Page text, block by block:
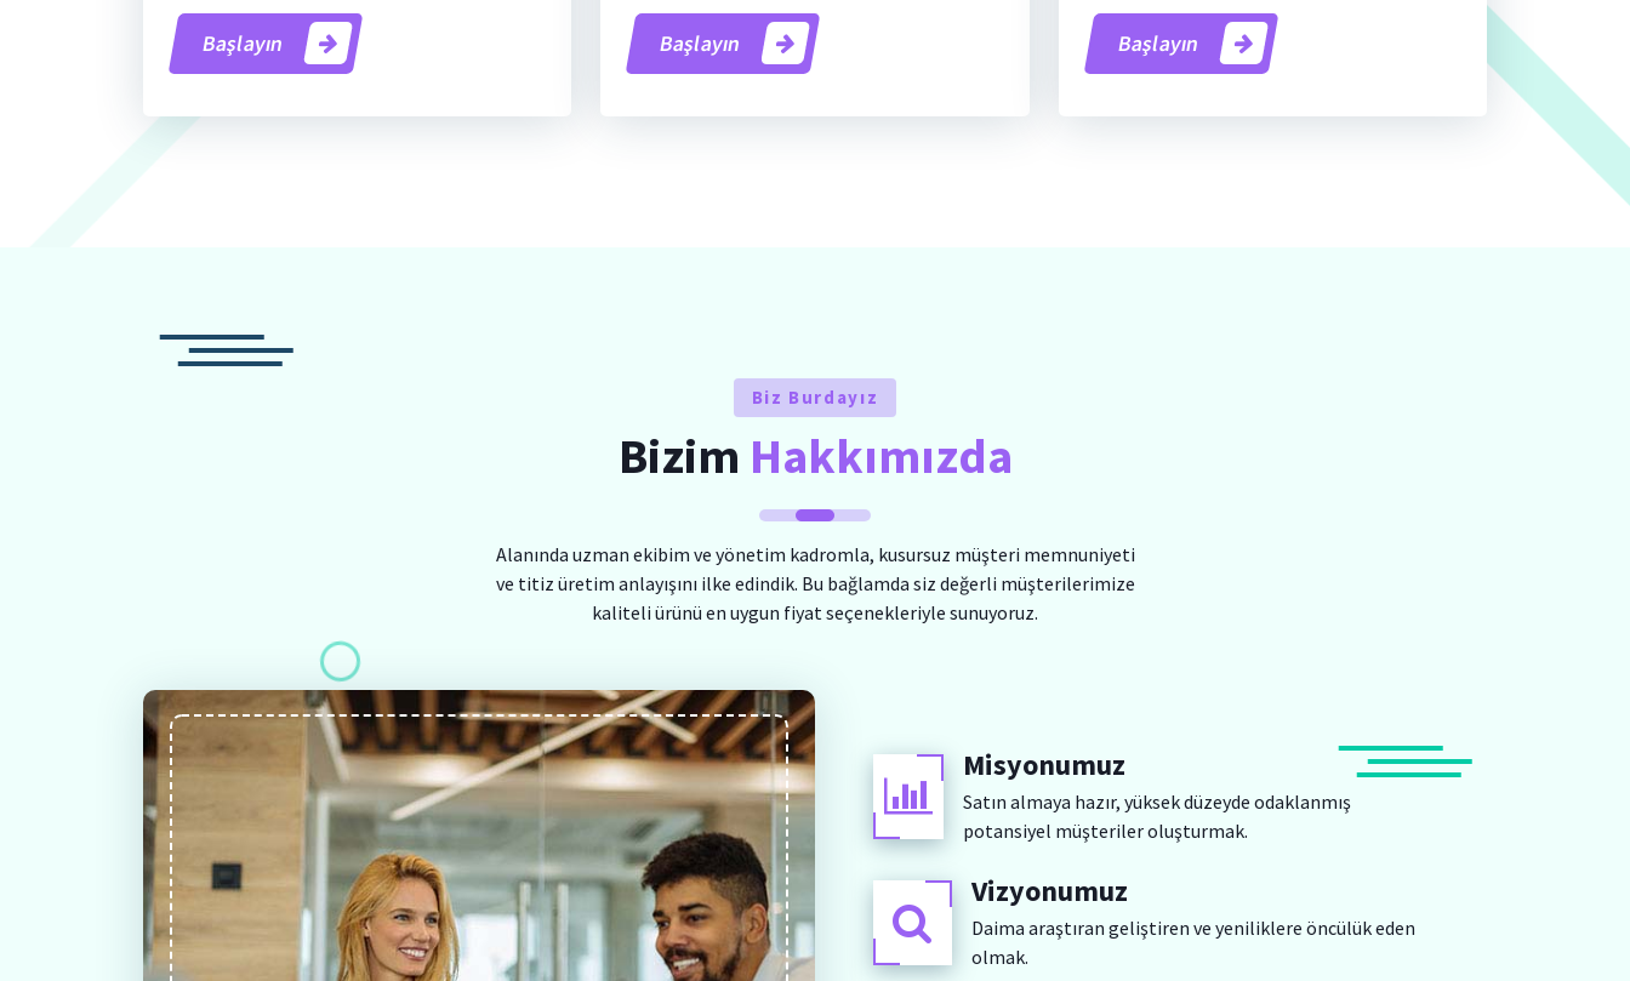
Başlayın Başlayın Başlayın
Biz Burdayız
Bizim Hakkımızda
Alanında uzman ekibim ve yönetim kadromla, kusursuz müşteri memnuniyeti
ve titiz üretim anlayışını ilke edindik. Bu bağlamda siz değerli müşterilerimize
kaliteli ürünü en uygun fiyat seçenekleriyle sunuyoruz.
Misyonumuz
Satın almaya hazır, yüksek düzeyde odaklanmış
potansiyel müşteriler oluşturmak.
Vizyonumuz
Daima araştıran geliştiren ve yeniliklere öncülük eden
olmak.